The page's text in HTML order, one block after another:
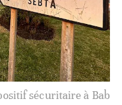
sécuritaire à Bab